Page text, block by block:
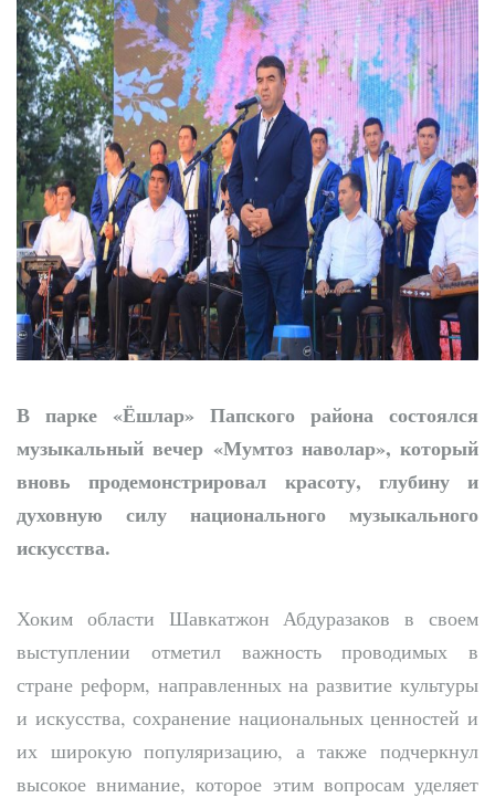
Новая жизнь махаллей:
преобразования
продолжаются
В парке «Ёшлар» Папского района состоялся
музыкальный вечер «Мумтоз наволар», который
вновь продемонстрировал красоту, глубину и
духовную силу национального музыкального
искусства.
Хоким области Шавкатжон Абдуразаков в своем
выступлении отметил важность проводимых в
стране реформ, направленных на развитие культуры
и искусства, сохранение национальных ценностей и
их широкую популяризацию, а также подчеркнул
высокое внимание, которое этим вопросам уделяет